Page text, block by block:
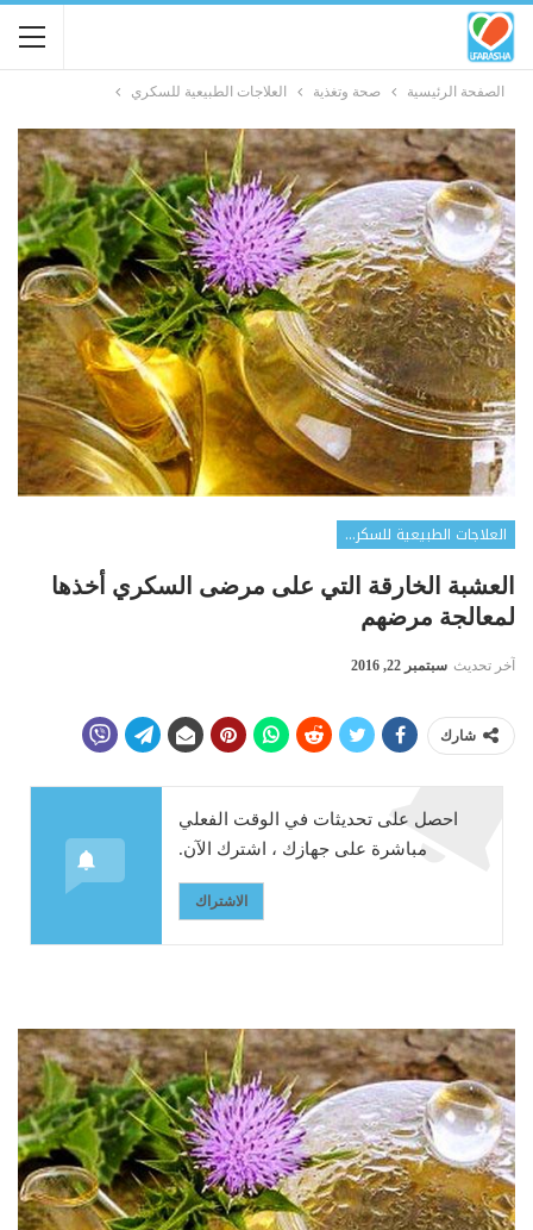
الصفحة الرئيسية صحة وتغذية العلاجات الطبيعية للسكري
العلاجات الطبيعية للسكري
العشبة الخارقة التي على مرضى السكري أخذها
لمعالجة مرضهم
آخر تحديث سبتمبر 22, 2016
شارك
احصل على تحديثات في الوقت الفعلي
مباشرة على جهازك ، اشترك الآن.
الاشتراك